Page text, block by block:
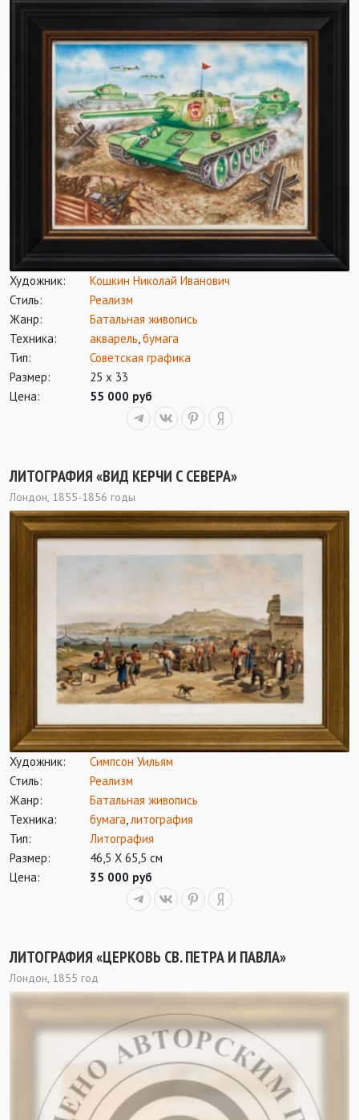
Художник:
Кошкин Николай Иванович
Стиль:
Реализм
Жанр:
Батальная живопись
Техника:
акварель бумага
Тип:
Советская графика
Размер:
25 х 33
Цена:
55 000 руб
ЛИТОГРАФИЯ «ВИД КЕРЧИ С СЕВЕРА»
Лондон, 1855-1856 годы
Художник:
Симпсон Уильям
Стиль:
Реализм
Жанр:
Батальная живопись
Техника:
бумага литография
Тип:
Литография
Размер:
46,5 Х 65,5 см
Цена:
35 000 руб
ЛИТОГРАФИЯ «ЦЕРКОВЬ СВ. ПЕТРА И ПАВЛА»
Лондон, 1855 год